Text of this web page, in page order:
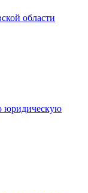
области
юридическую